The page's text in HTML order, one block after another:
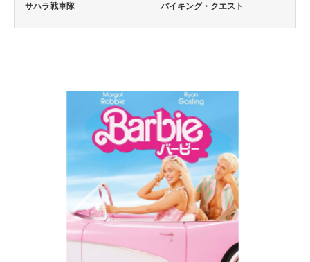
サハラ戦車隊 バイキング・クエスト